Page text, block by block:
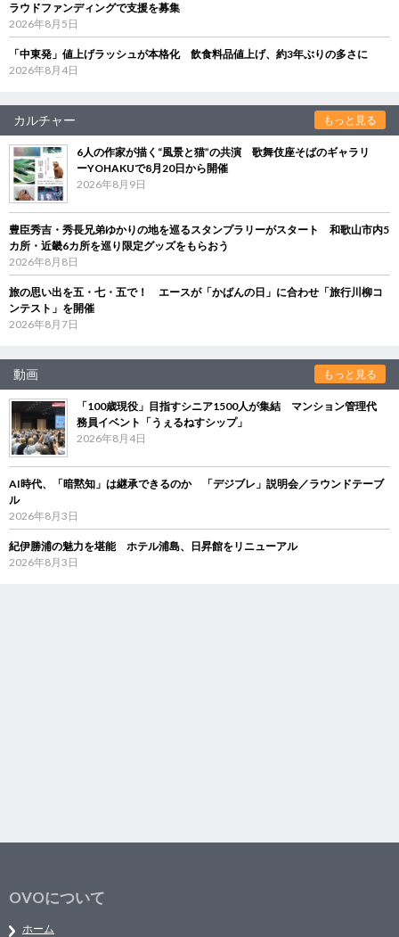
ラウドファンディングで支援を募集
2026年8月5日
「中東発」値上げラッシュが本格化 飲食料品値上げ、約3年ぶりの多さに
2026年8月4日
カルチャー もっと見る
6人の作家が描く“風景と猫”の共演 歌舞伎座そばのギャラリ
ーYOHAKUで8月20日から開催
2026年8月9日
豊臣秀吉・秀長兄弟ゆかりの地を巡るスタンプラリーがスタート 和歌山市内5
カ所・近畿6カ所を巡り限定グッズをもらおう
2026年8月8日
旅の思い出を五・七・五で！ エースが「かばんの日」に合わせ「旅行川柳コ
ンテスト」を開催
2026年8月7日
動画 もっと見る
「100歳現役」目指すシニア1500人が集結 マンション管理代
務員イベント「うぇるねすシップ」
2026年8月4日
AI時代、「暗黙知」は継承できるのか 「デジブレ」説明会／ラウンドテーブ
ル
2026年8月3日
紀伊勝浦の魅力を堪能 ホテル浦島、日昇館をリニューアル
2026年8月3日
OVOについて
ホーム